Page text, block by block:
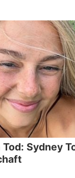
Sydney